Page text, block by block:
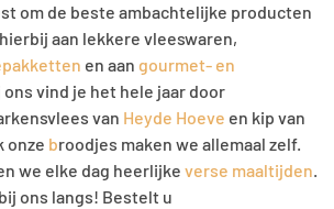
om de beste ambachtelijke producten
aan lekkere vleeswaren,
en aan gourmet- en
ons vind je het hele jaar door
van Heyde Hoeve en kip van
onze broodjes maken we allemaal zelf.
we elke dag heerlijke verse maaltijden.
ons langs! Bestelt u